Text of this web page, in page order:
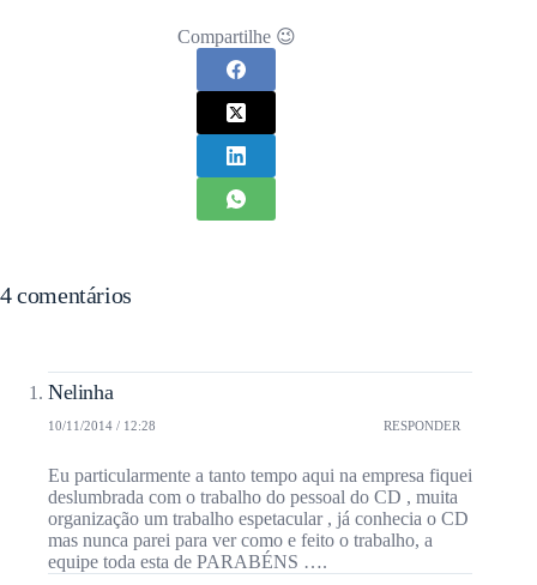
Compartilhe 😉
4 comentários
Nelinha
10/11/2014 / 12:28 RESPONDER
Eu particularmente a tanto tempo aqui na empresa fiquei
deslumbrada com o trabalho do pessoal do CD , muita
organização um trabalho espetacular , já conhecia o CD
mas nunca parei para ver como e feito o trabalho, a
equipe toda esta de PARABÉNS ….